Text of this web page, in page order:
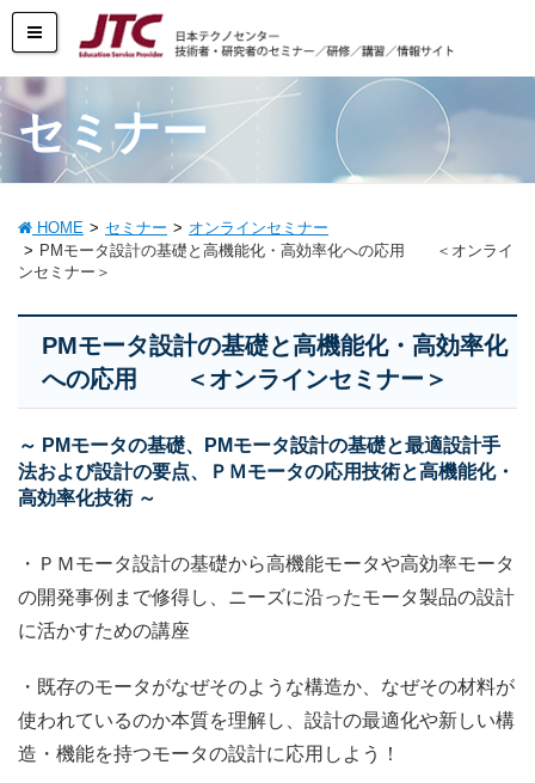
セミナー
HOME セミナー
オンラインセミナー
PMモータ設計の基礎と高機能化・高効率化への応用 ＜オンライ
ンセミナー＞
PMモータ設計の基礎と高機能化・高効率化
への応用 ＜オンラインセミナー＞
～ PMモータの基礎、PMモータ設計の基礎と最適設計手
法および設計の要点、ＰＭモータの応用技術と高機能化・
高効率化技術 ～
・ＰＭモータ設計の基礎から高機能モータや高効率モータ
の開発事例まで修得し、ニーズに沿ったモータ製品の設計
に活かすための講座
・既存のモータがなぜそのような構造か、なぜその材料が
使われているのか本質を理解し、設計の最適化や新しい構
造・機能を持つモータの設計に応用しよう！